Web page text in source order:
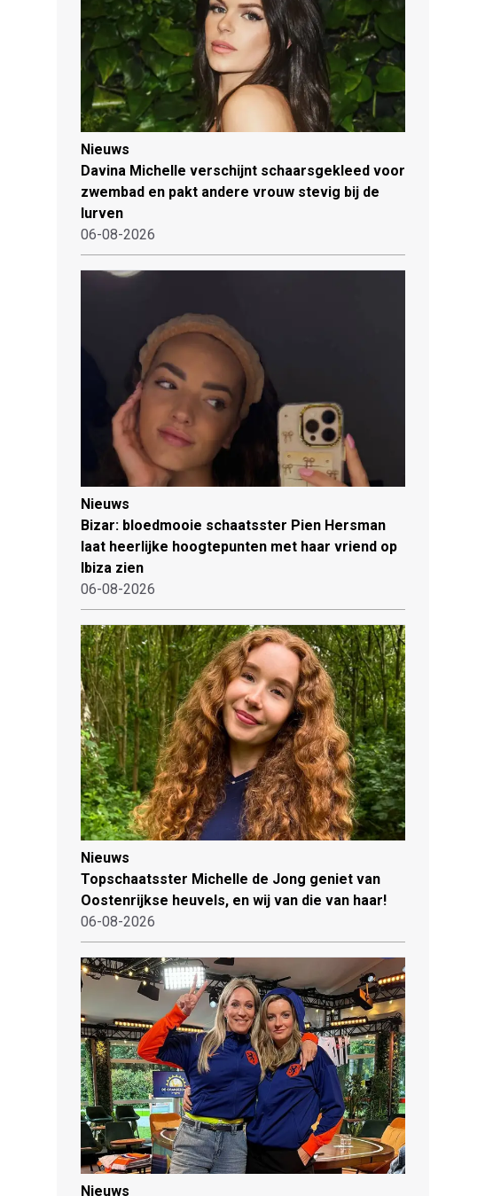
Nieuws
Davina Michelle verschijnt schaarsgekleed voor
zwembad en pakt andere vrouw stevig bij de
lurven
06-08-2026
Nieuws
Bizar: bloedmooie schaatsster Pien Hersman
laat heerlijke hoogtepunten met haar vriend op
Ibiza zien
06-08-2026
Nieuws
Topschaatsster Michelle de Jong geniet van
Oostenrijkse heuvels, en wij van die van haar!
06-08-2026
Nieuws